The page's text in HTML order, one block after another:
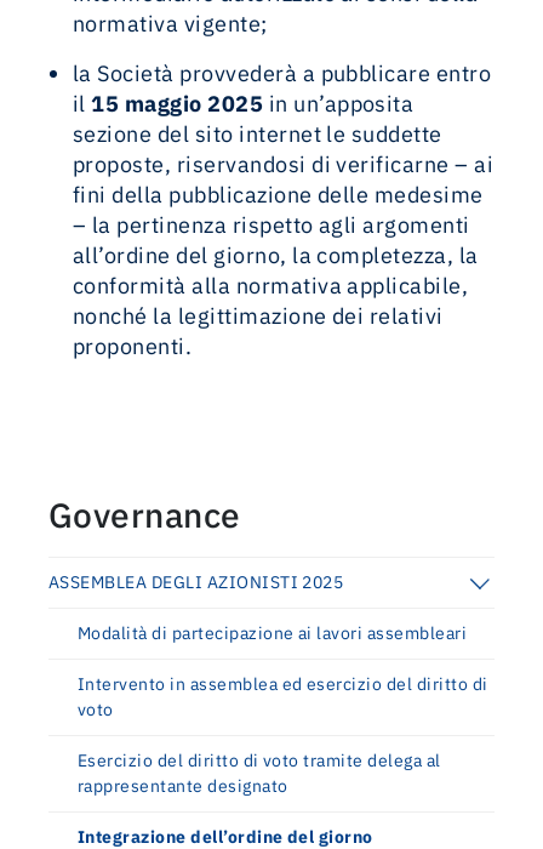
normativa vigente;
la Società provvederà a pubblicare entro
il15 maggio 2025 in un’apposita
sezione del sito internet le suddette
proposte, riservandosi di verificarne – ai
fini della pubblicazione delle medesime
– la pertinenza rispetto agli argomenti
all’ordine del giorno, la completezza, la
conformità alla normativa applicabile,
nonché la legittimazione dei relativi
proponenti.
Governance
ASSEMBLEA DEGLI AZIONISTI 2025
Modalità di partecipazione ai lavori assembleari
Intervento in assemblea ed esercizio del diritto di
voto
Esercizio del diritto di voto tramite delega al
rappresentante designato
Integrazione dell’ordine del giorno